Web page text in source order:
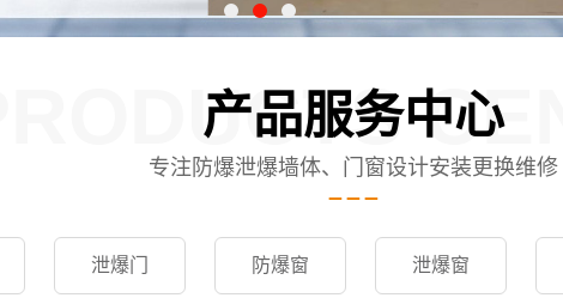
产品服务中心
PRODUCTS
专注防爆泄爆墙体、门窗设计安装更换维修
泄爆门 防爆窗 泄爆窗